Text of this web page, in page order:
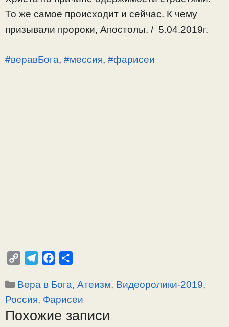
То же самое происходит и сейчас. К чему
призывали пророки, Апостолы. / 5.04.2019г.
#веравБога, #мессия, #фарисеи
p
y
L
l
g
c
e
b
р
а
Рубрики
Вера в Бога, Атеизм, Видеоролики-2019,
Россия, Фарисеи
Похожие записи